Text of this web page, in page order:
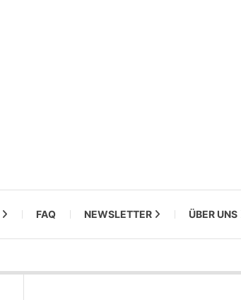
FAQ NEWSLETTER ÜBER UNS